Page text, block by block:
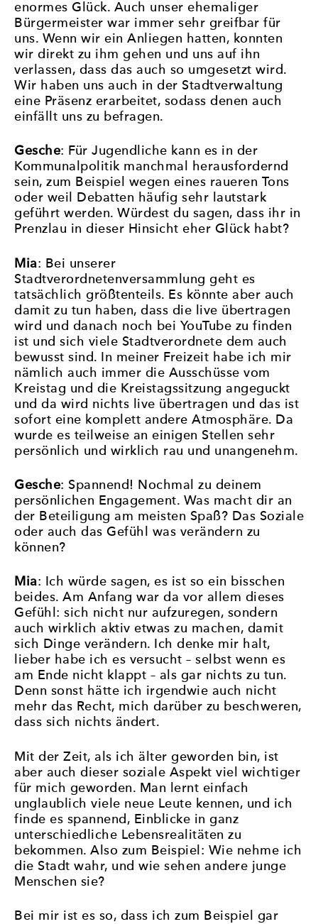
enormes Glück. Auch unser ehemaliger
Bürgermeister war immer sehr greifbar für
uns. Wenn wir ein Anliegen hatten, konnten
wir direkt zu ihm gehen und uns auf ihn
verlassen, dass das auch so umgesetzt wird.
Wir haben uns auch in der Stadtverwaltung
eine Präsenz erarbeitet, sodass denen auch
einfällt uns zu befragen.
Gesche: Für Jugendliche kann es in der
Kommunalpolitik manchmal herausfordernd
sein, zum Beispiel wegen eines raueren Tons
oder weil Debatten häufig sehr lautstark
geführt werden. Würdest du sagen, dass ihr in
Prenzlau in dieser Hinsicht eher Glück habt?
Mia: Bei unserer
Stadtverordnetenversammlung geht es
tatsächlich größtenteils. Es könnte aber auch
damit zu tun haben, dass die live übertragen
wird und danach noch bei YouTube zu finden
ist und sich viele Stadtverordnete dem auch
bewusst sind. In meiner Freizeit habe ich mir
nämlich auch immer die Ausschüsse vom
Kreistag und die Kreistagssitzung angeguckt
und da wird nichts live übertragen und das ist
sofort eine komplett andere Atmosphäre. Da
wurde es teilweise an einigen Stellen sehr
persönlich und wirklich rau und unangenehm.
Gesche: Spannend! Nochmal zu deinem
persönlichen Engagement. Was macht dir an
der Beteiligung am meisten Spaß? Das Soziale
oder auch das Gefühl was verändern zu
können?
Mia: Ich würde sagen, es ist so ein bisschen
beides. Am Anfang war da vor allem dieses
Gefühl: sich nicht nur aufzuregen, sondern
auch wirklich aktiv etwas zu machen, damit
sich Dinge verändern. Ich denke mir halt,
lieber habe ich es versucht – selbst wenn es
am Ende nicht klappt – als gar nichts zu tun.
Denn sonst hätte ich irgendwie auch nicht
mehr das Recht, mich darüber zu beschweren,
dass sich nichts ändert.
Mit der Zeit, als ich älter geworden bin, ist
aber auch dieser soziale Aspekt viel wichtiger
für mich geworden. Man lernt einfach
unglaublich viele neue Leute kennen, und ich
finde es spannend, Einblicke in ganz
unterschiedliche Lebensrealitäten zu
bekommen. Also zum Beispiel: Wie nehme ich
die Stadt wahr, und wie sehen andere junge
Menschen sie?
Bei mir ist es so, dass ich zum Beispiel gar